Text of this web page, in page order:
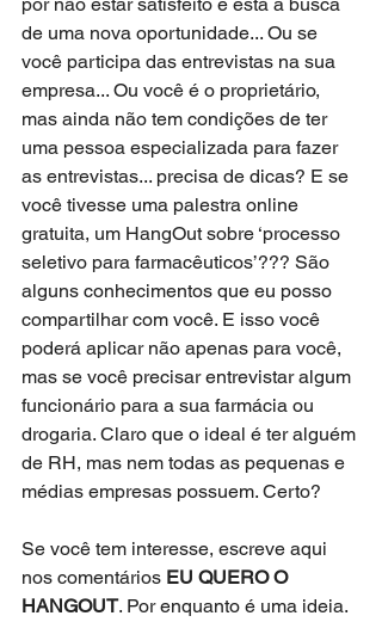
de uma nova oportunidade... Ou se
você participa das entrevistas na sua
empresa... Ou você é o proprietário,
mas ainda não tem condições de ter
uma pessoa especializada para fazer
as entrevistas... precisa de dicas? E se
você tivesse uma palestra online
gratuita, um HangOut sobre ‘processo
seletivo para farmacêuticos’??? São
alguns conhecimentos que eu posso
compartilhar com você. E isso você
poderá aplicar não apenas para você,
mas se você precisar entrevistar algum
funcionário para a sua farmácia ou
drogaria. Claro que o ideal é ter alguém
de RH, mas nem todas as pequenas e
médias empresas possuem. Certo?
Se você tem interesse, escreve aqui
nos comentários EU QUERO O
HANGOUT. Por enquanto é uma ideia.